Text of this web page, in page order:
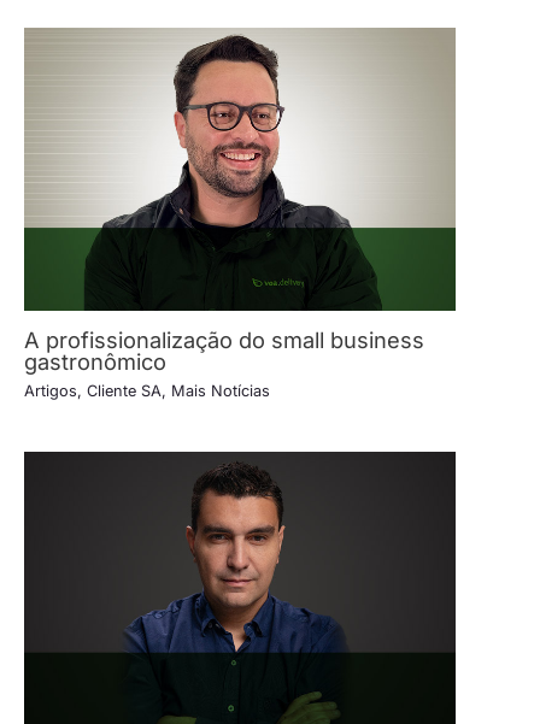
A profissionalização do small business
gastronômico
Artigos, Cliente SA, Mais Notícias